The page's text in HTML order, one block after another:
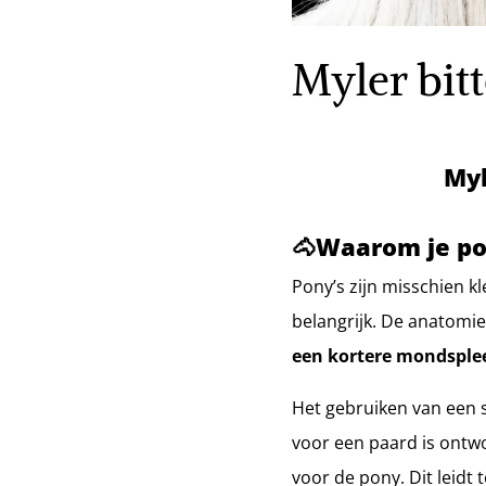
Myler
🐴Waarom je
Pony’s zijn misschien
belangrijk. De
een kortere
Het gebruiken van een
voor een paard is
voor de pony. Dit leidt